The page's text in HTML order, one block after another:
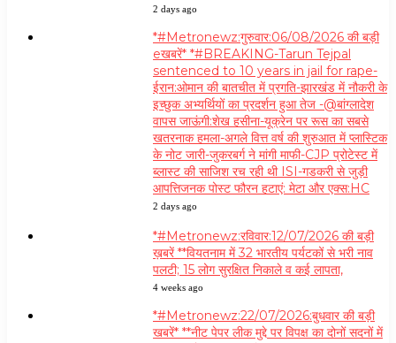
2 days ago
*#Metronewz:गुरुवार:06/08/2026 की बड़ी
eखबरें* *#BREAKING-Tarun Tejpal
sentenced to 10 years in jail for rape-
ईरान:ओमान की बातचीत में प्रगति-झारखंड में नौकरी के
इच्छुक अभ्यर्थियों का प्रदर्शन हुआ तेज -@बांग्लादेश
वापस जाऊंगी:शेख हसीना-यूक्रेन पर रूस का सबसे
खतरनाक हमला-अगले वित्त वर्ष की शुरुआत में प्लास्टिक
के नोट जारी-जुकरबर्ग ने मांगी माफी-CJP प्रोटेस्ट में
ब्लास्ट की साजिश रच रही थी ISI-गडकरी से जुड़ी
आपत्तिजनक पोस्ट फौरन हटाएं: मेटा और एक्स:HC
2 days ago
*#Metronewz:रविवार:12/07/2026 की बड़ी
ख़बरें **वियतनाम में 32 भारतीय पर्यटकों से भरी नाव
पलटी; 15 लोग सुरक्षित निकाले व कई लापता,
4 weeks ago
*#Metronewz:22/07/2026:बुधवार की बड़ी
खबरें* **नीट पेपर लीक मुद्दे पर विपक्ष का दोनों सदनों में